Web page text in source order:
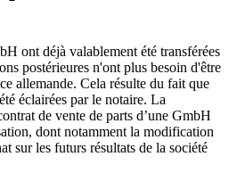
ont déjà valablement été transférées
postérieures n'ont plus besoin d'être
allemande. Cela résulte du fait que
éclairées par le notaire. La
de vente de parts d’une GmbH
dont notamment la modification
sur les futurs résultats de la société